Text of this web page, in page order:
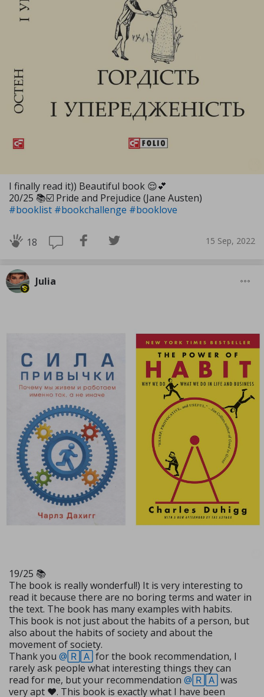
I finally read it)) Beautiful book 😌💕
20/25 📚☑️ Pride and Prejudice (Jane Austen)
#booklist #bookchallenge #booklove
18 15 Sep, 2022
Julia
19/25 📚
The book is really wonderful!) It is very interesting to
read it because there are no boring terms and water in
the text. The book has many examples with habits.
This book is not just about the habits of a person, but
also about the habits of society and about the
movement of society.
Thank you @🅁🄰 for the book recommendation, I
rarely ask people what interesting things they can
read for me, but your recommendation @🅁🄰 was
very apt ❤. This book is exactly what I have been